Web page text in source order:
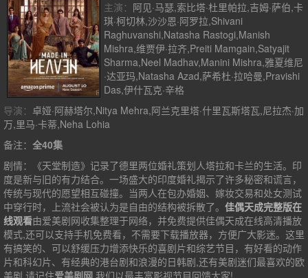
主演： 阿见·马瑟,索比塔·杜里帕拉,吉姆·萨伯,卡
琪·柯切林,沙沙恩·阿罗拉,Shivani
Raghuvanshi,Natasha Rastogi,Manish
Mishra,维贾伊·拉齐,Preiti Mamgain,Satyajit
Sharma,Neel Madhav,Manini Mishra,雅夏维尼
·达亚玛,Natasha Azad,萨希杜·拉哈曼,Pravishi
Das,伊什瓦克·辛格
导演： 卓娅·阿赫塔尔,Nitya Mehra,阿兰克里塔·什里瓦斯塔瓦,尼拉杰·加
万,里马·卡蒂,Neha Lohia
备注： 全40集
剧情：
《天堂制造》记录了德里两位婚礼策划人塔拉和卡兰的生活。印
度是新与旧的有力结合。一场盛大的印度婚礼揭示了许多秘密和谎言，
传统与现代的愿望相互碰撞。当两人在包办婚姻、嫁妆交易和处女测试
中穿行时，上流社会被认为是自由的结构被拆散了。 佳偶天成完整版在
线观看由爱美剧网收集整理于网络，并免费提供佳偶天成在线高清播放
模式,还可以支持手机免费看，不需要下载播放器，方便广大影迷。这里
有搞笑的、可以舒缓压力增添快乐的喜剧片和综艺节目，有好看的动作
片和科幻片、有经典的港台剧和浪漫的日韩剧,还有美剧迷们最喜欢的欧
美剧,请记住爱美剧网 ,我们以最丰富影视节目回馈大家!